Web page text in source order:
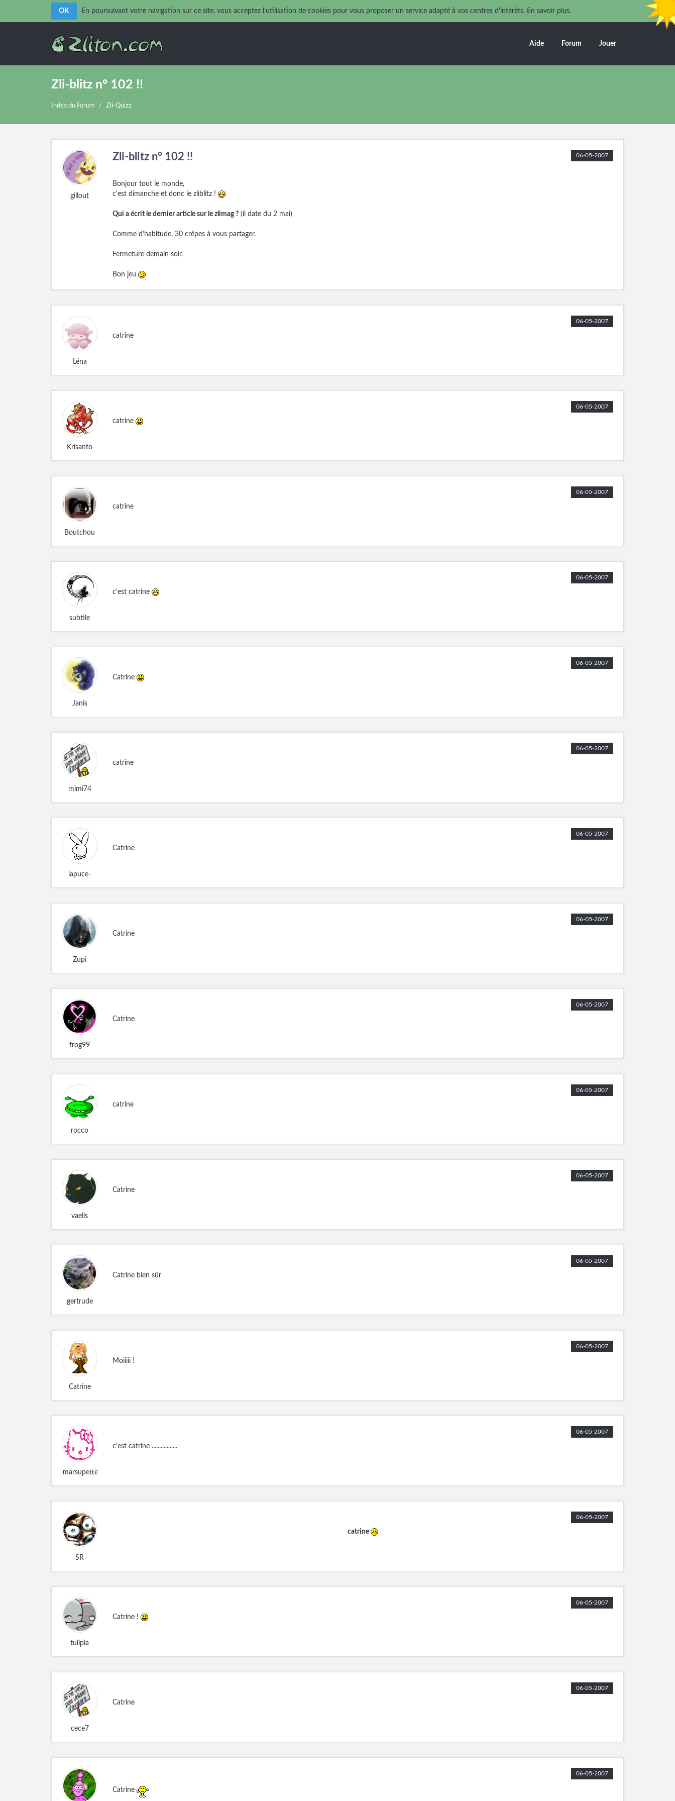
OK En poursuivant votre navigation sur ce site, vous acceptez l'utilisation de cookies pour vous proposer un service adapté à vos centres d'intérêts. En savoir plus.
Aide Forum Jouer
Zli-blitz n° 102 !!
Index du Forum / Zli-Quizz
Zli-blitz n° 102 !! 06-05-2007
gillout
Bonjour tout le monde,
c'est dimanche et donc le zliblitz !
Qui a écrit le dernier article sur le zlimag ? (il date du 2 mai)
Comme d'habitude, 30 crêpes à vous partager.
Fermeture demain soir.
Bon jeu
06-05-2007
Léna
catrine
06-05-2007
Krisanto
catrine
06-05-2007
Boutchou
catrine
06-05-2007
subtile
c'est catrine
06-05-2007
Janis
Catrine
06-05-2007
mimi74
catrine
06-05-2007
lapuce-
Catrine
06-05-2007
Zupi
Catrine
06-05-2007
frog99
Catrine
06-05-2007
rocco
catrine
06-05-2007
vaelis
Catrine
06-05-2007
gertrude
Catrine bien sûr
06-05-2007
Catrine
Moiiiii !
06-05-2007
marsupette
c'est catrine .................
06-05-2007
SR
catrine
06-05-2007
tulipia
Catrine !
06-05-2007
cece7
Catrine
06-05-2007
Catrine